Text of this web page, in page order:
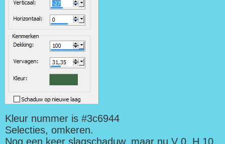
Kleur nummer is #3c6944
Selecties, omkeren.
Nog een keer slagschaduw, maar nu V 0, H 10,